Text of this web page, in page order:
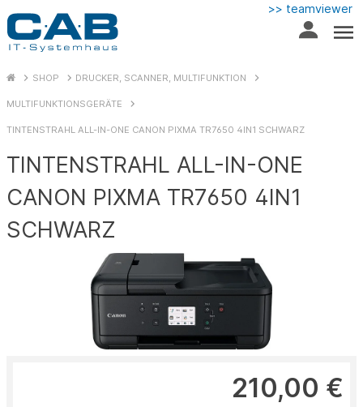
>> teamviewer
SHOP DRUCKER, SCANNER, MULTIFUNKTION
MULTIFUNKTIONSGERÄTE
TINTENSTRAHL ALL-IN-ONE CANON PIXMA TR7650 4IN1 SCHWARZ
TINTENSTRAHL ALL-IN-ONE
CANON PIXMA TR7650 4IN1
SCHWARZ
210,00 €